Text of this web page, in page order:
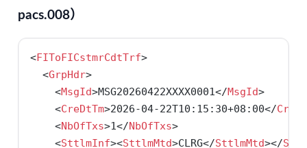
pacs.008）
<FIToFICstmrCdtTrf>
  <
GrpHdr>
    <
MsgId>MSG20260422XXXX0001</MsgId>
    <
CreDtTm>2026-04-22T10:15:30+08:00</
    <
NbOfTxs>1</NbOfTxs>
    <
SttlmInf><SttlmMtd>CLRG</SttlmMtd></